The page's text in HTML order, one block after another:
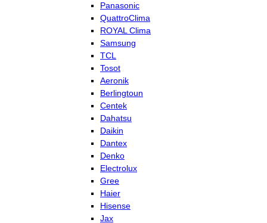
Panasonic
QuattroClima
ROYAL Clima
Samsung
TCL
Tosot
Aeronik
Berlingtoun
Centek
Dahatsu
Daikin
Dantex
Denko
Electrolux
Gree
Haier
Hisense
Jax